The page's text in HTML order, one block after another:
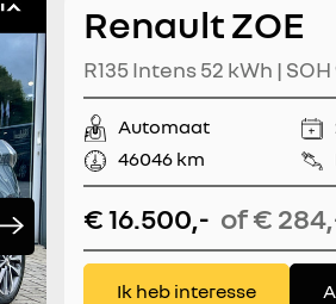
Renault ZOE
R135 Intens 52 kWh |
Stoel+Stuurverwarming
Navigatie | Climate
Achteruitrijcamera |
Warmtepomp | NL Auto |
CarPlay/Android Auto
Automaat
46046 km
€ 16.500,- of €
Ik heb interesse